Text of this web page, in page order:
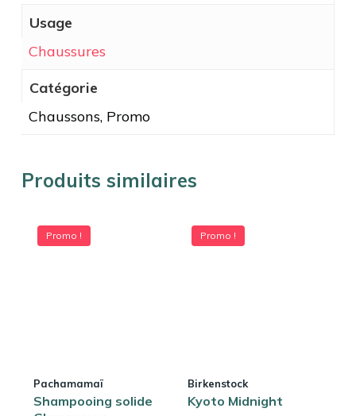
Usage
Chaussures
Catégorie
Chaussons, Promo
Produits similaires
Promo !
Pachamamaï
Shampooing solide
Promo !
Birkenstock
Kyoto Midnight